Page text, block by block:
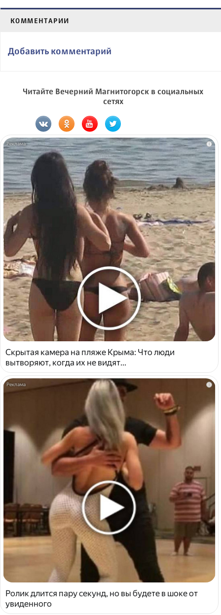
КОММЕНТАРИИ
Добавить комментарий
Читайте Вечерний Магнитогорск в социальных
сетях
i
Скрытая камера на пляже Крыма: Что люди
вытворяют, когда их не видят...
i
Ролик длится пару секунд, но вы будете в шоке от
увиденного